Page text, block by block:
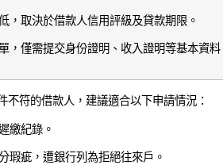
，取決於借款人信用評級及貸款期限。
，僅需提交身份證明、收入證明等基本資料
不符的借款人，建議適合以下申請情況：
繳紀錄。
瑕疵，遭銀行列為拒絕往來戶。